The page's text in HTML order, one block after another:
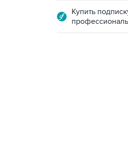
Купить